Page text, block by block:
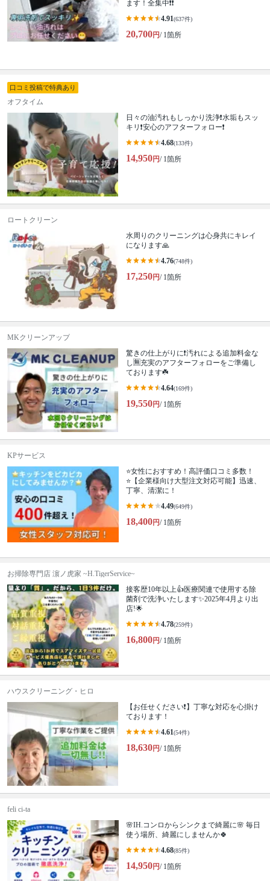
ます！全集中❗️❗️
4.91(637件)
20,700円/ 1箇所
口コミ投稿で特典あり
オフタイム
日々の油汚れもしっかり洗浄❗️水垢もスッ
キリ❗️安心のアフターフォロー❗️
4.68(133件)
14,950円/ 1箇所
ロートクリーン
水周りのクリーニングは心身共にキレイ
になります🙏
4.76(748件)
17,250円/ 1箇所
MKクリーンアップ
驚きの仕上がりに❗️汚れによる追加料金な
し🈚️充実のアフターフォローをご準備し
ております☘️
4.64(169件)
19,550円/ 1箇所
KPサービス
⭐️女性におすすめ！高評価口コミ多数！
⭐️【企業様向け大型注文対応可能】迅速、
丁寧、清潔に！
4.49(649件)
18,400円/ 1箇所
お掃除専門店 濵ノ虎家 ~H.TigerService~
接客歴10年以上👍医療関連で使用する除
菌剤で洗浄いたします✨2025年4月より出
店!🌟
4.78(259件)
16,800円/ 1箇所
ハウスクリーニング・ヒロ
【お任せください❗️】丁寧な対応を心掛け
ております！
4.61(54件)
18,630円/ 1箇所
feli ci-ta
🌸IH.コンロからシンクまで綺麗に🌸 毎日
使う場所、綺麗にしませんか🍀
4.68(85件)
14,950円/ 1箇所